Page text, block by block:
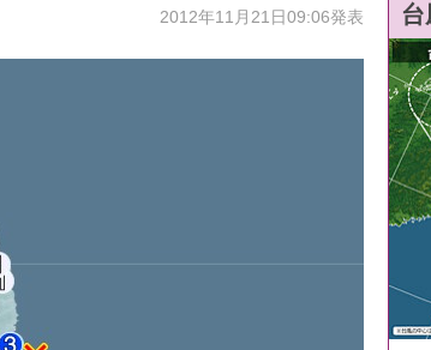
2012年11月21日09:06発表